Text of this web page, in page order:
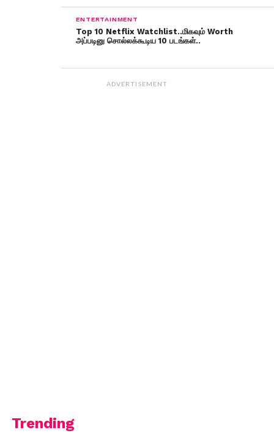
ENTERTAINMENT
Top 10 Netflix Watchlist..மிகவும் Worth
அப்படினு சொல்லக்கூடிய 10 படங்கள்..
ADVERTISEMENT
Trending